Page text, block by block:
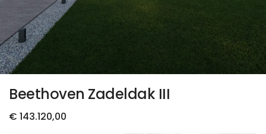
Beethoven Zadeldak III
€ 143.120,00